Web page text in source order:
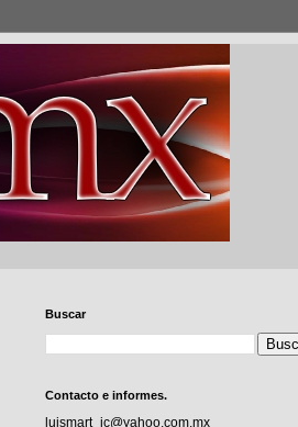
Buscar
Contacto e informes.
luismart_ic@yahoo.com.mx